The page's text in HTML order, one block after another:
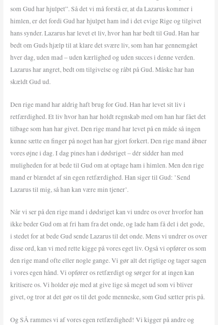
som Gud har hjulpet”. Så det vi må forstå er, at da Lazarus kommer i
himlen, er det fordi Gud har hjulpet ham ind i det evige Rige og tilgivet
hans synder. Lazarus har levet et liv, hvor han har bedt til Gud. Han har
bedt om Guds hjælp til at klare det svære liv, som han har gennemgået
hver dag, uden mad – uden kærlighed og uden succes i denne verden.
Lazarus har angret, bedt om tilgivelse og råbt på Gud. Måske har han
skældt Gud ud.
Den rige mand har aldrig haft brug for Gud. Han har levet sit liv i
retfærdighed. Et liv hvor han har holdt regnskab med om han har fået det
tilbage som han har givet. Den rige mand har levet på en måde så ingen
kunne sætte en finger på noget han har gjort forkert. Den rige mand åbner
vores øjne i dag. I dag pines han i dødsriget – dér sidder han med
muligheden for at bede til Gud om at optage ham i himlen. Men den rige
mand er blændet af sin egen retfærdighed. Han siger til Gud: ’Send
Lazarus til mig, så han kan være min tjener’.
Når vi ser på den rige mand i dødsriget kan vi undre os over hvorfor han
ikke beder Gud om at fri ham fra det onde, og lade ham få del i det gode,
i stedet for at bede Gud sende Lazarus til det onde. Mens vi undrer os over
disse ord, kan vi med rette kigge på vores eget liv. Også vi opfører os som
den rige mand ofte eller nogle gange. Vi gør alt det rigtige og tager sagen
i vores egen hånd. Vi opfører os retfærdigt og sørger for at ingen kan
kritisere os. Vi holder øje med at give lige så meget ud som vi bliver
givet, og tror at det gør os til det gode menneske, som Gud sætter pris på.
Og SÅ rammes vi af vores egen retfærdighed! Vi kigger på andre og